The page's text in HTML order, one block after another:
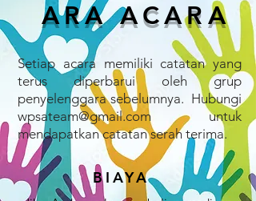
ARA ACARA
Setiap acara memiliki catatan yang
terus diperbarui oleh grup
penyelenggara sebelumnya. Hubungi
wpsateam@gmail.com untuk
mendapatkan catatan serah terima.
BIAYA